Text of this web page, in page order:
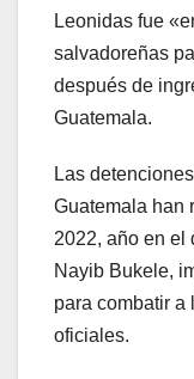
Leonidas fue
salvadoreñas
después de
Guatemala.
Las
Guatemala han
2022, año en el
Nayib Bukele,
para combatir a
oficiales.